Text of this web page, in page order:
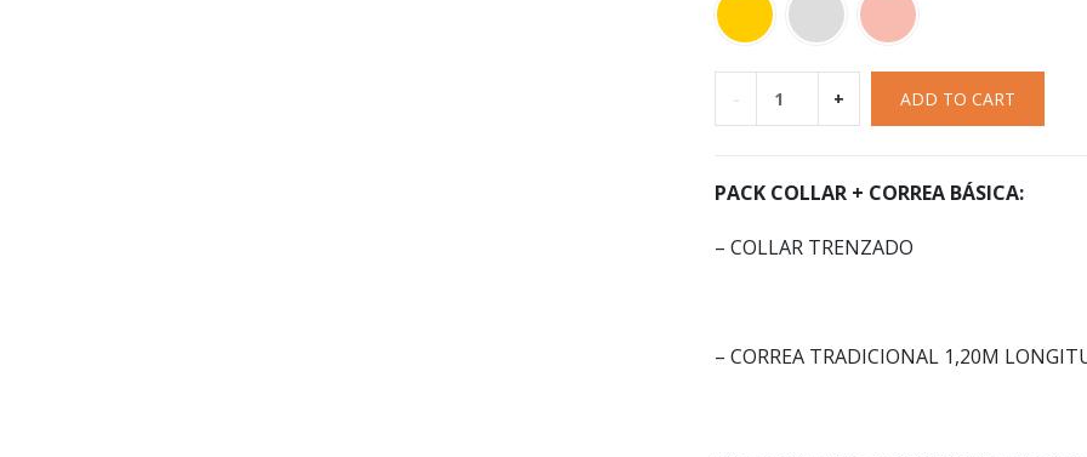
+ ADD TO CART
PACK COLLAR + CORREA BÁSICA:
– COLLAR TRENZADO
– CORREA TRADICIONAL 1,20M